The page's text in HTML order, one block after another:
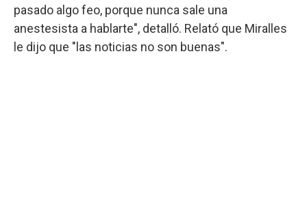
pasado algo feo, porque nunca sale una
anestesista a hablarte", detalló. Relató que Miralles
le dijo que "las noticias no son buenas".